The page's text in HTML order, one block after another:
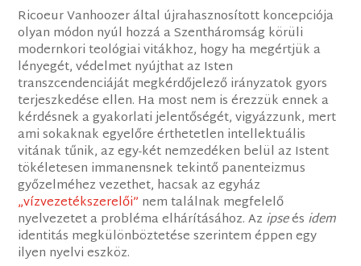
Ricoeur Vanhoozer által újrahasznosított koncepciója
olyan módon nyúl hozzá a Szentháromság körüli
modernkori teológiai vitákhoz, hogy ha megértjük a
lényegét, védelmet nyújthat az Isten
transzcendenciáját megkérdőjelező irányzatok gyors
terjeszkedése ellen. Ha most nem is érezzük ennek a
kérdésnek a gyakorlati jelentőségét, vigyázzunk, mert
ami sokaknak egyelőre érthetetlen intellektuális
vitának tűnik, az egy-két nemzedéken belül az Istent
tökéletesen immanensnek tekintő panenteizmus
győzelméhez vezethet, hacsak az egyház
„vízvezetékszerelői” nem találnak megfelelő
nyelvezetet a probléma elhárításához. Az ipseés idem
identitás megkülönböztetése szerintem éppen egy
ilyen nyelvi eszköz.